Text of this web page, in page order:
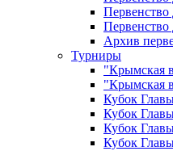
Архив
Турниры
"Крымская
"Крымская
Кубок
Кубок
Кубок
Кубок